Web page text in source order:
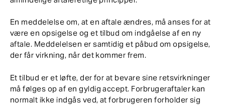
En meddelelse om, at en aftale ændres, må anses for at
være en opsigelse og et tilbud om indgåelse af en ny
aftale. Meddelelsen er samtidig et påbud om opsigelse,
der får virkning, når det kommer frem.
Et tilbud er et løfte, der for at bevare sine retsvirkninger
må følges op af en gyldig accept. Forbrugeraftaler kan
normalt ikke indgås ved, at forbrugeren forholder sig